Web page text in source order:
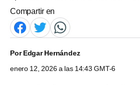
Compartir en
PorEdgar Hernández
enero 12, 2026 a las 14:43 GMT-6